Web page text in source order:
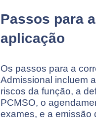
Passos para
aplicação
Os passos para a
Admissional incluem
riscos da função, a
PCMSO, o
exames, e a emissão